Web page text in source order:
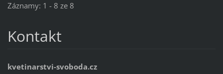
Záznamy: 1 - 8 ze 8
Kontakt
kvetinarstvi-svoboda.cz